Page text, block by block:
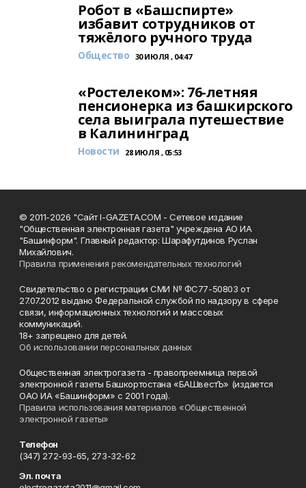
Робот в «Башспирте»
избавит сотрудников от
тяжёлого ручного труда
Общество 30 ИЮЛЯ , 04:47
«Ростелеком»: 76-летняя
пенсионерка из башкирского
села выиграла путешествие
в Калининград
Новости 28 ИЮЛЯ , 05:53
© 2011-2026 "Сайт I-GAZETA.COM - Сетевое издание
"Общественная электронная газета" учреждена АО ИА
"Башинформ". Главный редактор: Шарафутдинов Руслан
Михайлович.
Правила применения рекомендательных технологий
Свидетельство о регистрации СМИ № ФС77-50803 от
27.07.2012 выдано Федеральной службой по надзору в сфере
связи, информационных технологий и массовых
коммуникаций.
18+ запрещено для детей.
Об использовании персональных данных
Общественная электрогазета - правопреемница первой
электронной газеты Башкортостана «БАШвестЪ» (издается
ОАО ИА «Башинформ» с 2001 года).
Правила использования материалов «Общественной
электронной газеты»
Телефон
(347) 272-93-65, 273-32-62
Эл. почта